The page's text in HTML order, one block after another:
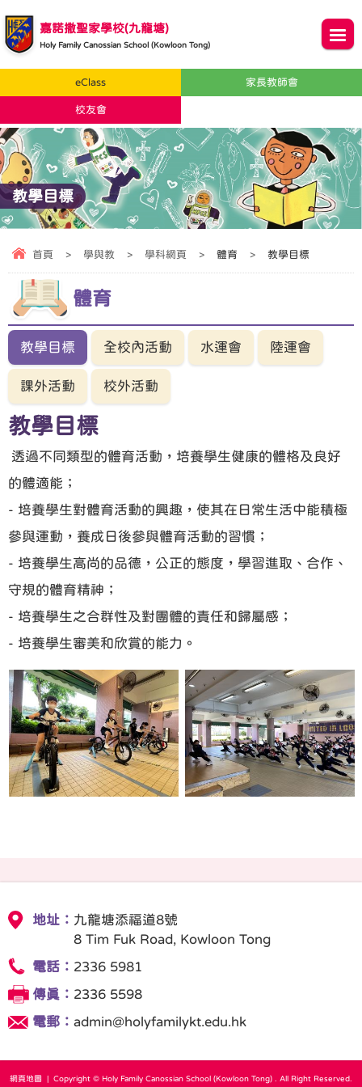
嘉諾撒聖家學校(九龍塘)
Holy Family Canossian School (Kowloon Tong)
eClass 家長教師會
校友會
教學目標
首頁 > 學與教 > 學科網頁 > 體育 > 教學目標
體育
教學目標 全校內活動 水運會 陸運會
課外活動 校外活動
教學目標
透過不同類型的體育活動，培養學生健康的體格及良好
的體適能；
- 培養學生對體育活動的興趣，使其在日常生活中能積極
參與運動，養成日後參與體育活動的習慣；
- 培養學生高尚的品德，公正的態度，學習進取、合作、
守規的體育精神；
- 培養學生之合群性及對團體的責任和歸屬感；
- 培養學生審美和欣賞的能力。
地址： 九龍塘添福道8號
8 Tim Fuk Road, Kowloon Tong
電話： 2336 5981
傳真： 2336 5598
電郵： admin@holyfamilykt.edu.hk
網頁地圖 | Copyright © Holy Family Canossian School (Kowloon Tong) . All Right Reserved.